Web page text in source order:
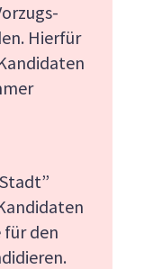
Hierfür
für den